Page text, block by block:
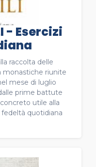
- Esercizi
raccolta delle
monastiche riunite
mese di luglio
prime battute
utile alla
quotidiana